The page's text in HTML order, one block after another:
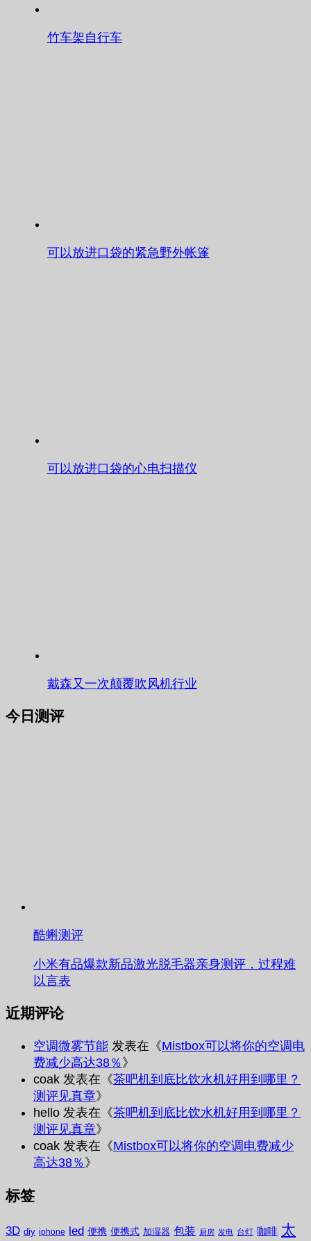
竹车架自行车
可以放进口袋的紧急野外帐篷
可以放进口袋的心电扫描仪
戴森又一次颠覆吹风机行业
今日测评
酷蝌测评
小米有品爆款新品激光脱毛器亲身测评，过程难
以言表
近期评论
空调微雾节能 发表在《Mistbox可以将你的空调电
费减少高达38％ 》
coak 发表在《茶吧机到底比饮水机好用到哪里？
测评见真章》
hello 发表在《茶吧机到底比饮水机好用到哪里？
测评见真章》
coak 发表在《Mistbox可以将你的空调电费减少
高达38％ 》
标签
3D diy iphone led 便携 便携式 加湿器 包装 厨房 发电 台灯 咖啡 太